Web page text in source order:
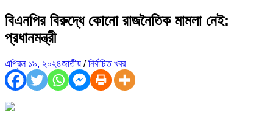
বিএনপির বিরুদ্ধে কোনো রাজনৈতিক মামলা নেই:
প্রধানমন্ত্রী
এপ্রিল ১৯, ২০২৪জাতীয় /নির্বাচিত খবর